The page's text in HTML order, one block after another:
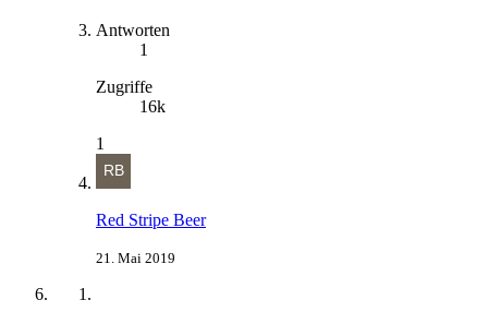
Antworten
1
Zugriffe
16k
1
Red Stripe Beer
21. Mai 2019